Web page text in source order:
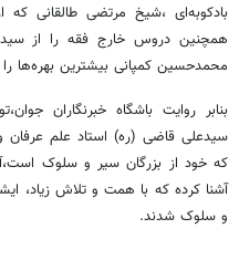
بادکوبه‌ای ،شیخ مرتضی طالقانی
همچنین دروس خارج فقه را از سید
محمدحسین کمپانی بیشترین بهره‌ها را
بنابر روایت باشگاه خبرنگاران
سیدعلی قاضی (ره) استاد علم عرفان
که خود از بزرگان سیر و سلوک
آشنا کرده که با همت و تلاش زیاد،
و سلوک شدند.